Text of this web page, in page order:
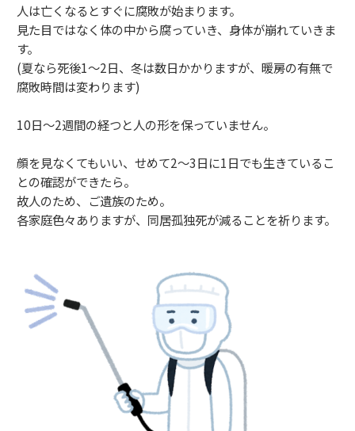
人は亡くなるとすぐに腐敗が始まります。
見た目ではなく体の中から腐っていき、身体が崩れていきま
す。
(夏なら死後1～2日、冬は数日かかりますが、暖房の有無で
腐敗時間は変わります)
10日～2週間の経つと人の形を保っていません。
顔を見なくてもいい、せめて2～3日に1日でも生きているこ
との確認ができたら。
故人のため、ご遺族のため。
各家庭色々ありますが、同居孤独死が減ることを祈ります。